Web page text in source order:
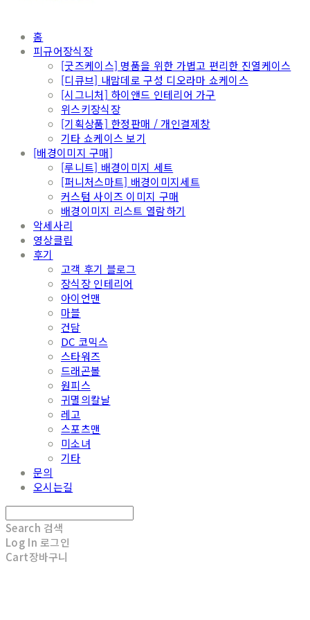
홈
피규어장식장
[굿즈케이스] 명품을 위한 가볍고 편리한 진열케이스
[디큐브] 내맘데로 구성 디오라마 쇼케이스
[시그니처] 하이앤드 인테리어 가구
위스키장식장
[기획상품] 한정판매 / 개인결제창
기타 쇼케이스 보기
[배경이미지 구매]
[루니트] 배경이미지 세트
[퍼니처스마트] 배경이미지세트
커스텀 사이즈 이미지 구매
배경이미지 리스트 열람하기
악세사리
영상클립
후기
고객 후기 블로그
장식장 인테리어
아이언맨
마블
건담
DC 코믹스
스타워즈
드래곤볼
원피스
귀멸의칼날
레고
스포츠맨
미소녀
기타
문의
오시는길
Search 검색
Log In 로그인
Cart장바구니